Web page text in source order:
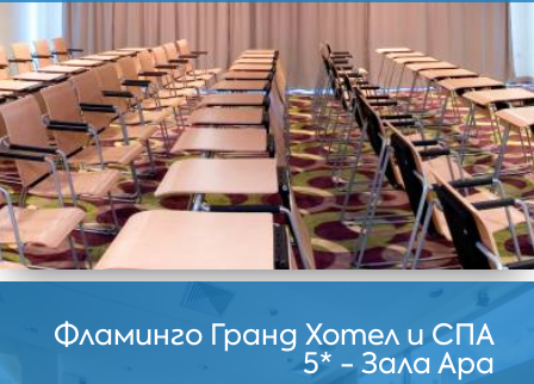
Фламинго Гранд Хотел и СПА
5* - Зала Ара